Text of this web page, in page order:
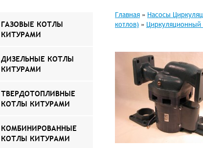
ГАЗОВЫЕ КОТЛЫ
КИТУРАМИ
ДИЗЕЛЬНЫЕ КОТЛЫ
КИТУРАМИ
ТВЕРДОТОПЛИВНЫЕ
КОТЛЫ КИТУРАМИ
КОМБИНИРОВАННЫЕ
КОТЛЫ КИТУРАМИ
Главная » Насосы
котлов) » Циркуляционный